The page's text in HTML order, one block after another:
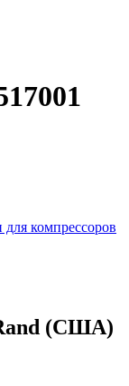
для компрессоров
(США)